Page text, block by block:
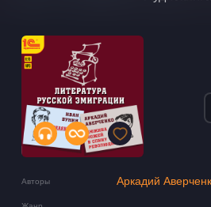
Авторы Аркадий